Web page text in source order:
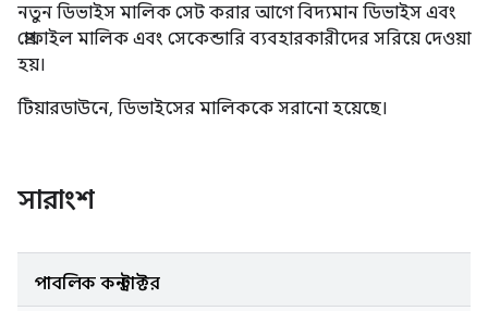
নতুন ডিভাইস মালিক সেট করার আগে বিদ্যমান ডিভাইস এবং
প্রোফাইল মালিক এবং সেকেন্ডারি ব্যবহারকারীদের সরিয়ে দেওয়া
হয়।
টিয়ারডাউনে, ডিভাইসের মালিককে সরানো হয়েছে।
সারাংশ
পাবলিক কনস্ট্রাক্টর